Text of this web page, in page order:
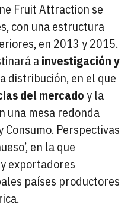
Fruit Attraction se
con una estructura
en 2013 y 2015.
ainvestigación y
distribución, en el que
del mercadoy la
una mesa redonda
Consumo. Perspectivas
en la que
exportadores
países productores